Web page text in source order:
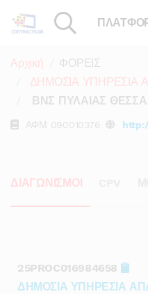
Αρχική
ΦΟΡΕΙΣ
ΔΗΜΟΣΙΑ ΥΠΗΡΕΣΙΑ
ΒΝΣ ΠΥΛΑΙΑΣ
ΑΦΜ 090010376
ΔΙΑΓΩΝΙΣΜΟΙ
25PROC016984658
ΔΗΜΟΣΙΑ ΥΠΗΡΕΣΙΑ